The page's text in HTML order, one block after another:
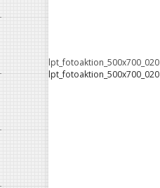
lpt_fotoaktion_500x700_020
lpt_fotoaktion_500x700_020